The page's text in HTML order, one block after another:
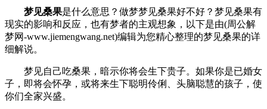
梦见桑果是什么意思？做梦梦见桑果好不好？梦见桑果有
现实的影响和反应，也有梦者的主观想象，以下是由(周公解
梦网-www.jiemengwang.net)编辑为您精心整理的梦见桑果的详
细解说。
梦见自己吃桑果，暗示你将会生下贵子。如果你是已婚女
子，即将会怀孕，或将来生下聪明伶俐、头脑聪慧的孩子，使
你们全家兴盛。